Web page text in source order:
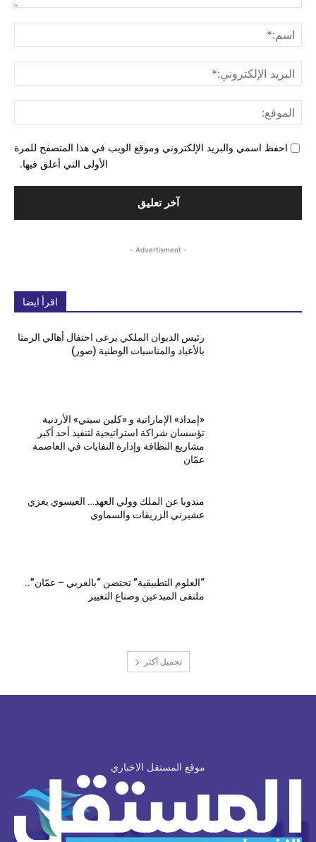
احفظ اسمي والبريد الإلكتروني وموقع الويب في هذا المتصفح للمرة
الأولى التي أعلق فيها.
- Advertisment -
اقرأ ايضا
رئيس الديوان الملكي يرعى احتفال أهالي الرمثا
بالأعياد والمناسبات الوطنية (صور)
«إمداد» الإماراتية و «كلين سيتي» الأردنية
تؤسسان شراكة استراتيجية لتنفيذ أحد أكبر
مشاريع النظافة وإدارة النفايات في العاصمة
عمّان
مندوبا عن الملك وولي العهد… العيسوي يعزي
عشيرني الزريقات والسماوي
“العلوم التطبيقية” تحتضن “بالعربي – عمّان”..
ملتقى المبدعين وصناع التغيير
تحميل أكثر
موقع المستقل الاخباري